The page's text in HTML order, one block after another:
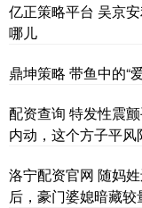
亿正策略平台 吴京
哪儿
鼎坤策略 带鱼中的“
配资查询 特发性震
内动，这个方子平风
洛宁配资官网 随妈
后，豪门婆媳暗藏较